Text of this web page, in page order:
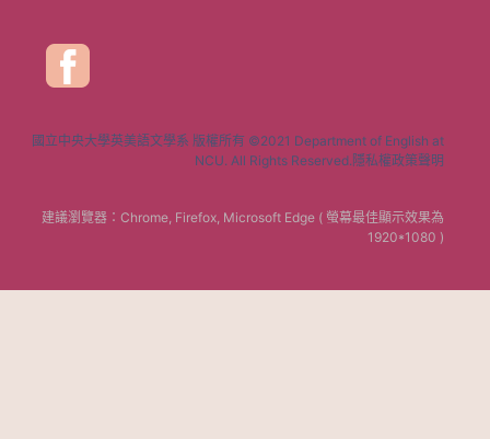
國立中央大學英美語文學系 版權所有 ©2021 Department of English at
NCU. All Rights Reserved.隱私權政策聲明
建議瀏覽器：Chrome, Firefox, Microsoft Edge ( 螢幕最佳顯示效果為
1920*1080 )